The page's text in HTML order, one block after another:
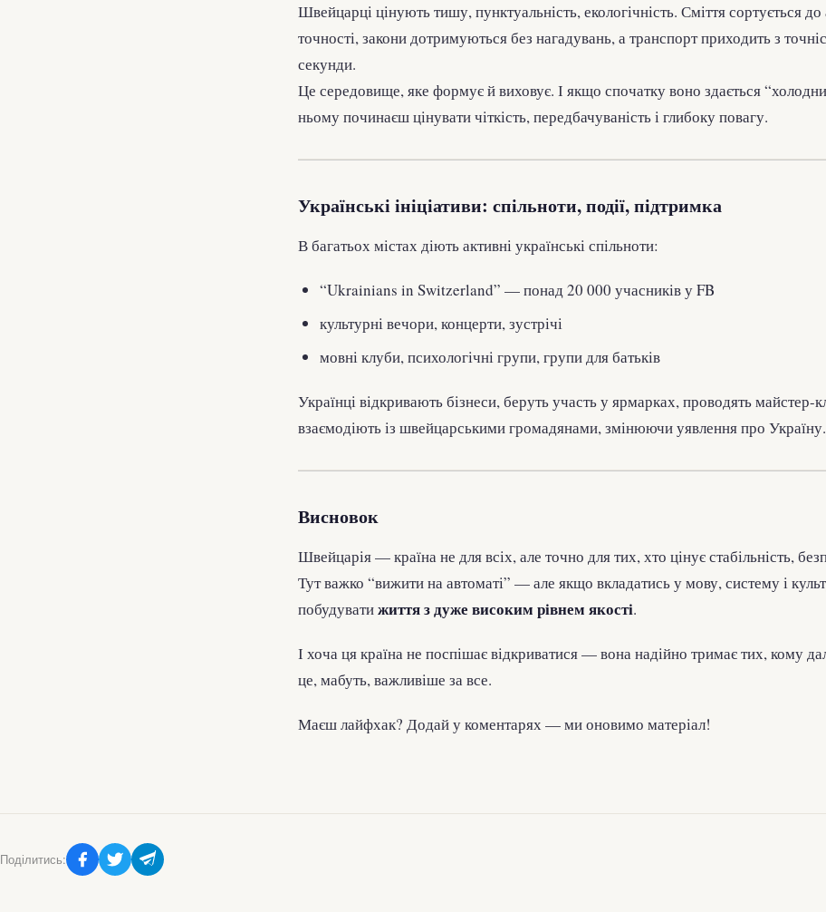
Швейцарці цінують тишу, пунктуальність, екологічність. Сміття сортується
точності, закони дотримуються без нагадувань, а транспорт приходить з
секунди.
Це середовище, яке формує й виховує. І якщо спочатку воно здається
ньому починаєш цінувати чіткість, передбачуваність і глибоку повагу.
Українські ініціативи: спільноти, події, підтримка
В багатьох містах діють активні українські спільноти:
“Ukrainians in Switzerland” — понад 20 000 учасників у FB
культурні вечори, концерти, зустрічі
мовні клуби, психологічні групи, групи для батьків
Українці відкривають бізнеси, беруть участь у ярмарках, проводять майстер-
взаємодіють із швейцарськими громадянами, змінюючи уявлення про Україну.
Висновок
Швейцарія — країна не для всіх, але точно для тих, хто цінує стабільність,
Тут важко “вижити на автоматі” — але якщо вкладатись у мову, систему і
побудуватижиття з дуже високим рівнем якості.
І хоча ця країна не поспішає відкриватися — вона надійно тримає тих, кому
це, мабуть, важливіше за все.
Маєш лайфхак? Додай у коментарях — ми оновимо матеріал!
Поділитись: